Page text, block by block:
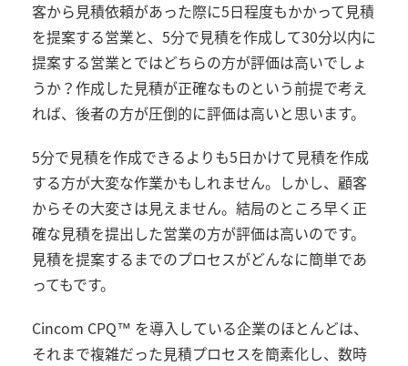
客から見積依頼があった際に5日程度もかかって見積
を提案する営業と、5分で見積を作成して30分以内に
提案する営業とではどちらの方が評価は高いでしょ
うか？作成した見積が正確なものという前提で考え
れば、後者の方が圧倒的に評価は高いと思います。
5分で見積を作成できるよりも5日かけて見積を作成
する方が大変な作業かもしれません。しかし、顧客
からその大変さは見えません。結局のところ早く正
確な見積を提出した営業の方が評価は高いのです。
見積を提案するまでのプロセスがどんなに簡単であ
ってもです。
Cincom CPQ™ を導入している企業のほとんどは、
それまで複雑だった見積プロセスを簡素化し、数時